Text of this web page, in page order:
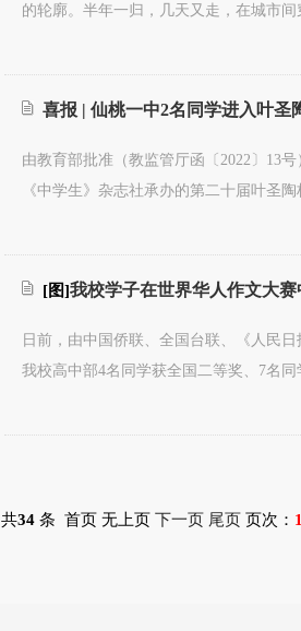
的轮廓。半年一归，几天又走，在城市
喜报 | 仙桃一中2名同学进入叶
由教育部批准（教监管厅函〔2022〕13
《中学生》杂志社承办的第二十届叶圣
[图]我校学子在世界华人作文大赛
日前，由中国侨联、全国台联、《人民
我校高中部4名同学获全国二等奖、7名
共34 条 首页 无上页 下一页 尾页 页次： 1